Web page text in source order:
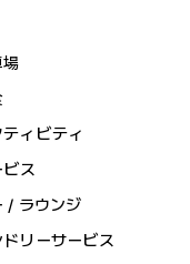
場
ティビティ
ス
/ ラウンジ
ドリーサービス